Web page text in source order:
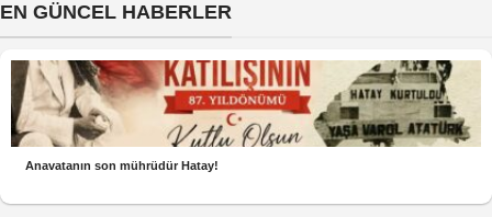
EN GÜNCEL HABERLER
Anavatanın son mührüdür Hatay!